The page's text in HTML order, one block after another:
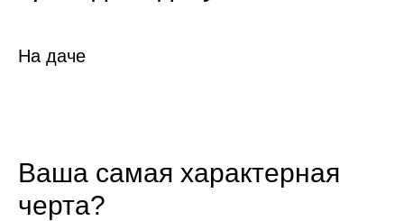
На даче
Ваша самая характерная
черта?